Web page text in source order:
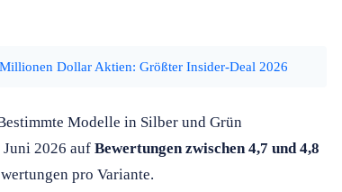
Dollar Aktien: Größter Insider-Deal 2026
Modelle in Silber und Grün
2026 auf Bewertungen zwischen 4,7 und 4,8
pro Variante.